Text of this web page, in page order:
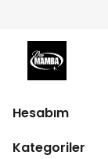
Hesabım
Kategoriler